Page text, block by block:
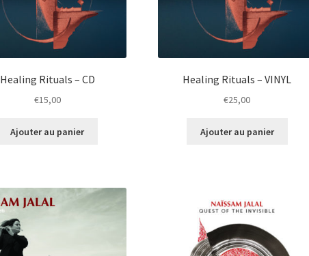
Healing Rituals – CD
€15,00
Ajouter au panier
Healing Rituals – VINYL
€25,00
Ajouter au panier